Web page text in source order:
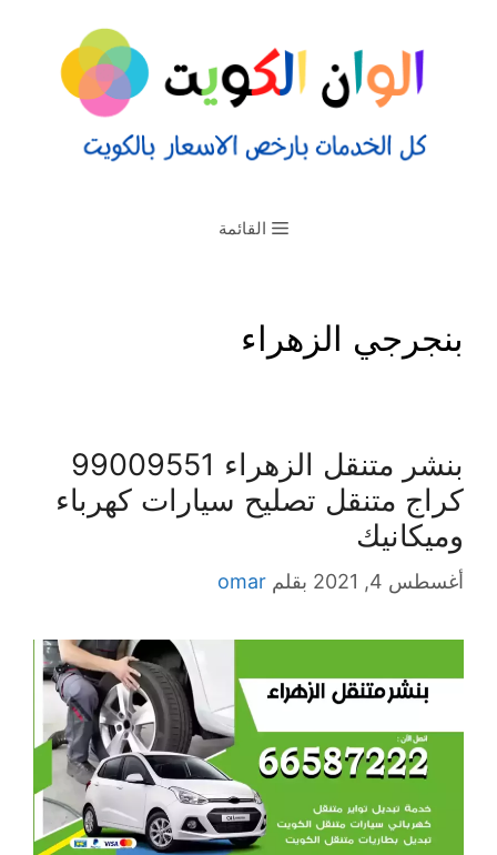
القائمة
بنجرجي الزهراء
كراج متنقل تصليح سيارات كهرباء
وميكانيك
أغسطس 4, 2021 بقلم omar